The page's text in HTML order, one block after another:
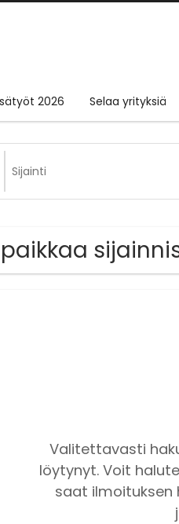
2026 Selaa yrityksiä
Valitettavasti
löytynyt. Voit
saat ilmoituksen